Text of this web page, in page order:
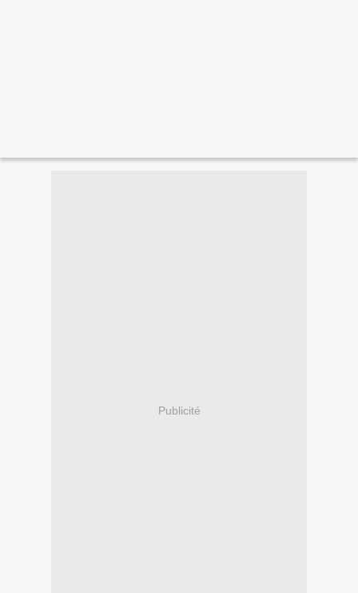
Publicité